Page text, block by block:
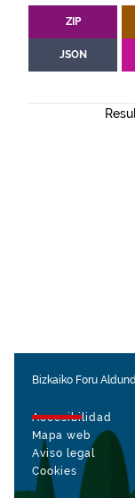
ZIP
JSON
Bizkaiko Foru
Accesibilidad
Mapa web
Aviso legal
Cookies